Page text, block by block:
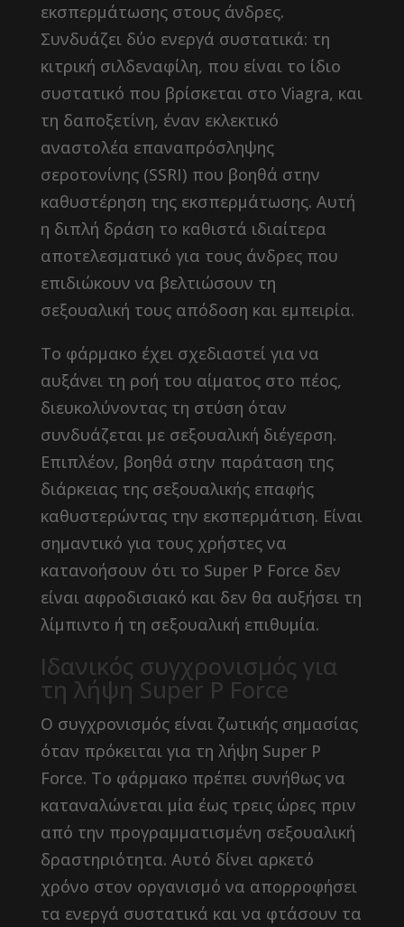
εκσπερμάτωσης στους άνδρες.
Συνδυάζει δύο ενεργά συστατικά: τη
κιτρική σιλδεναφίλη, που είναι το ίδιο
συστατικό που βρίσκεται στο Viagra, και
τη δαποξετίνη, έναν εκλεκτικό
αναστολέα επαναπρόσληψης
σεροτονίνης (SSRI) που βοηθά στην
καθυστέρηση της εκσπερμάτωσης. Αυτή
η διπλή δράση το καθιστά ιδιαίτερα
αποτελεσματικό για τους άνδρες που
επιδιώκουν να βελτιώσουν τη
σεξουαλική τους απόδοση και εμπειρία.
Το φάρμακο έχει σχεδιαστεί για να
αυξάνει τη ροή του αίματος στο πέος,
διευκολύνοντας τη στύση όταν
συνδυάζεται με σεξουαλική διέγερση.
Επιπλέον, βοηθά στην παράταση της
διάρκειας της σεξουαλικής επαφής
καθυστερώντας την εκσπερμάτιση. Είναι
σημαντικό για τους χρήστες να
κατανοήσουν ότι το Super P Force δεν
είναι αφροδισιακό και δεν θα αυξήσει τη
λίμπιντο ή τη σεξουαλική επιθυμία.
Ιδανικός συγχρονισμός για
τη λήψη Super P Force
Ο συγχρονισμός είναι ζωτικής σημασίας
όταν πρόκειται για τη λήψη Super P
Force. Το φάρμακο πρέπει συνήθως να
καταναλώνεται μία έως τρεις ώρες πριν
από την προγραμματισμένη σεξουαλική
δραστηριότητα. Αυτό δίνει αρκετό
χρόνο στον οργανισμό να απορροφήσει
τα ενεργά συστατικά και να φτάσουν τα